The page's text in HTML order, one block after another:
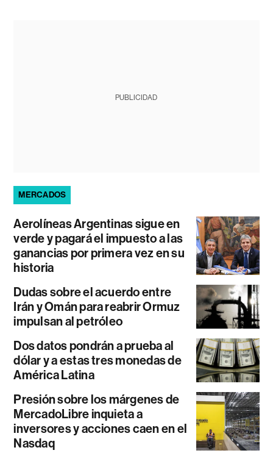
PUBLICIDAD
MERCADOS
Aerolíneas Argentinas sigue en
verde y pagará el impuesto a las
ganancias por primera vez en su
historia
Dudas sobre el acuerdo entre
Irán y Omán para reabrir Ormuz
impulsan al petróleo
Dos datos pondrán a prueba al
dólar y a estas tres monedas de
América Latina
Presión sobre los márgenes de
MercadoLibre inquieta a
inversores y acciones caen en el
Nasdaq